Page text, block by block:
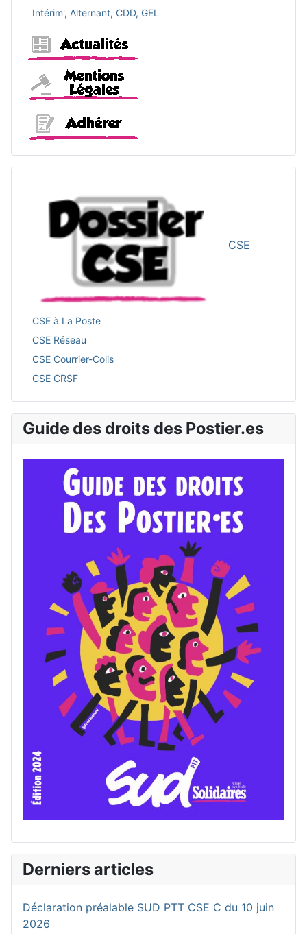
Intérim', Alternant, CDD, GEL
CSE
CSE à La Poste
CSE Réseau
CSE Courrier-Colis
CSE CRSF
Guide des droits des Postier.es
Derniers articles
Déclaration préalable SUD PTT CSE C du 10 juin
2026